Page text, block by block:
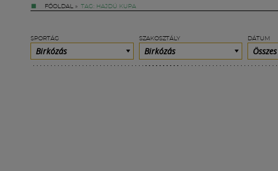
FŐOLDAL » TAG: HAJDÚ KUPA
SPORTÁG
Birkózás
SZAKOSZTÁLY
Birkózás
DÁTUM
Összes